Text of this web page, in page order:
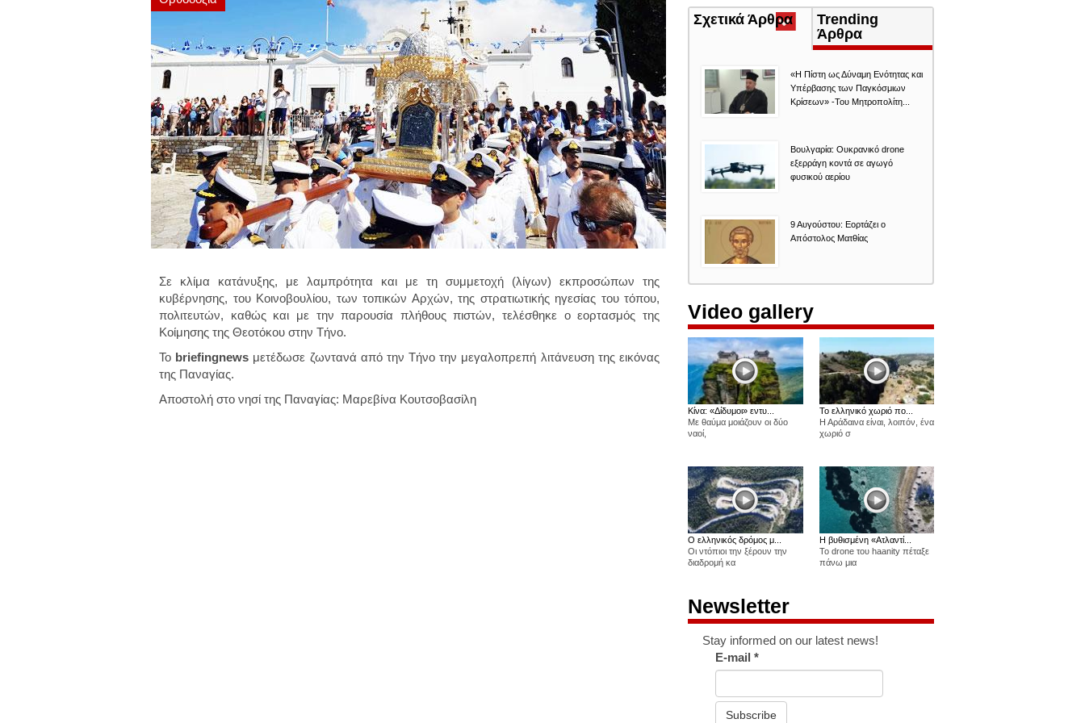
Σε κλίμα κατάνυξης, με λαμπρότητα και με τη συμμετοχή (λίγων) εκπροσώπων της
κυβέρνησης, του Κοινοβουλίου, των τοπικών Αρχών, της στρατιωτικής ηγεσίας του τόπου,
πολιτευτών, καθώς και με την παρουσία πλήθους πιστών, τελέσθηκε ο εορτασμός της
Κοίμησης της Θεοτόκου στην Τήνο.
Το briefingnews μετέδωσε ζωντανά από την Τήνο την μεγαλοπρεπή λιτάνευση της εικόνας
της Παναγίας.
Αποστολή στο νησί της Παναγίας: Μαρεβίνα Κουτσοβασίλη
Σχετικά Άρθρα (ενεργή
καρτέλα)
Trending
Άρθρα
«Η Πίστη ως Δύναμη Ενότητας και
Υπέρβασης των Παγκόσμιων
Κρίσεων» -Του Μητροπολίτη...
Βουλγαρία: Ουκρανικό drone
εξερράγη κοντά σε αγωγό
φυσικού αερίου
9 Αυγούστου: Εορτάζει ο
Απόστολος Ματθίας
Video gallery
Κίνα: «Δίδυμοι» εντυ...
Με θαύμα μοιάζουν οι δύο
ναοί,
Το ελληνικό χωριό πο...
Η Αράδαινα είναι, λοιπόν, ένα
χωριό σ
Ο ελληνικός δρόμος μ...
Οι ντόπιοι την ξέρουν την
διαδρομή κα
Η βυθισμένη «Ατλαντί...
Το drone του haanity πέταξε
πάνω μια
Newsletter
Stay informed on our latest news!
E-mail*
Subscribe